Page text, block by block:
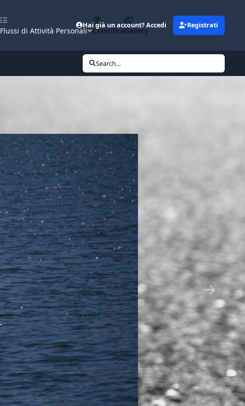
Flussi di Attività Personali ClassificaGallery
Hai già un account? Accedi Registrati
Search...